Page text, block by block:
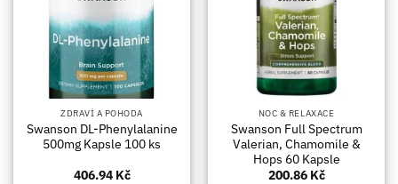
ZDRAVÍ A POHODA
Swanson DL-Phenylalanine
500mg Kapsle 100 ks
406.94 Kč
NOC & RELAXACE
Swanson Full Spectrum
Valerian, Chamomile &
Hops 60 Kapsle
200.86 Kč